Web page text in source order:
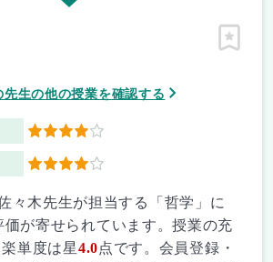
先生の他の授業を確認する
4
4
ピン留
々木先生が担当する「哲学」に
価が寄せられています。授業の充
単度は星4.0点です。会員登録・